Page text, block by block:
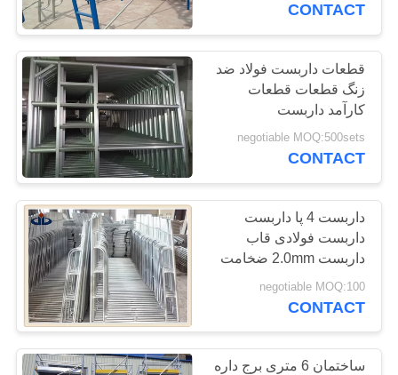
CONTACT
قطعات داربست فولاد ضد
زنگ قطعات قطعات
کارآمد داربست
negotiable MOQ:500sets
CONTACT
داربست 4 پا داربست
داربست فولادی قاب
داربست 2.0mm ضخامت
negotiable MOQ:100
CONTACT
ساختمان 6 متری برج داره